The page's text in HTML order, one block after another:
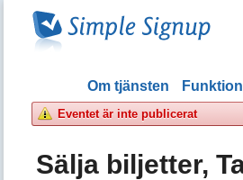
Om tjänsten
Eventet är inte publicerat
Sälja biljetter,